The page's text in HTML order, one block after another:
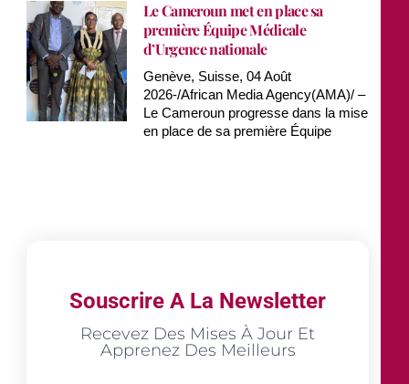
Le Cameroun met en place sa
première Équipe Médicale
d’Urgence nationale
Genève, Suisse, 04 Août
2026-/African Media Agency(AMA)/ –
Le Cameroun progresse dans la mise
en place de sa première Équipe
Souscrire A La Newsletter
Recevez Des Mises À Jour Et
Apprenez Des Meilleurs